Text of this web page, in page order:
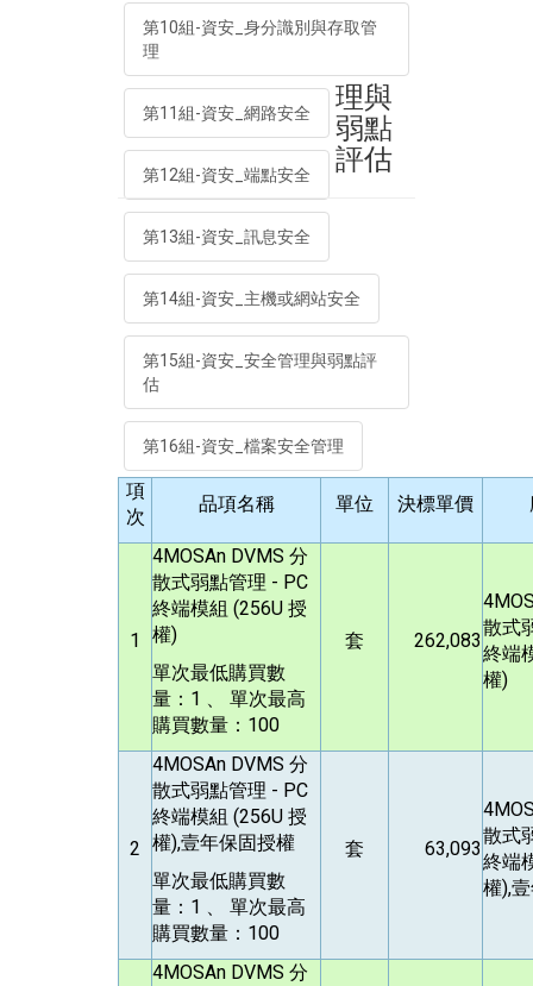
第10組-資安_身分識別與存取管
理
第11組-資安_網路安全
第12組-資安_端點安全
第13組-資安_訊息安全
第14組-資安_主機或網站安全
第15組-資安_安全管理與弱點評
估
第16組-資安_檔案安全管理
理與
弱點
評估
項
次
品項名稱 單位 決標單價
1
4MOSAn DVMS 分
散式弱點管理 - PC
終端模組 (256U 授
權)
單次最低購買數
量：1 、 單次最高
購買數量：100
套 262,083
散式
終端
權)
2
4MOSAn DVMS 分
散式弱點管理 - PC
終端模組 (256U 授
權),壹年保固授權
單次最低購買數
量：1 、 單次最高
購買數量：100
套 63,093
散式
終端
權),
4MOSAn DVMS 分